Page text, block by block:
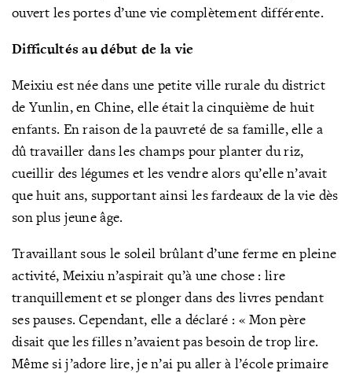
ouvert les portes d’une vie complètement différente.
Difficultés au début de la vie
Meixiu est née dans une petite ville rurale du district
de Yunlin, en Chine, elle était la cinquième de huit
enfants. En raison de la pauvreté de sa famille, elle a
dû travailler dans les champs pour planter du riz,
cueillir des légumes et les vendre alors qu’elle n’avait
que huit ans, supportant ainsi les fardeaux de la vie dès
son plus jeune âge.
Travaillant sous le soleil brûlant d’une ferme en pleine
activité, Meixiu n’aspirait qu’à une chose : lire
tranquillement et se plonger dans des livres pendant
ses pauses. Cependant, elle a déclaré : « Mon père
disait que les filles n’avaient pas besoin de trop lire.
Même si j’adore lire, je n’ai pu aller à l’école primaire